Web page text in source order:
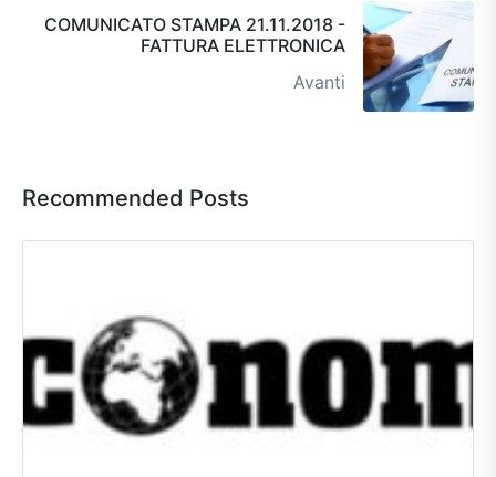
COMUNICATO STAMPA 21.11.2018 -
FATTURA ELETTRONICA
Avanti
Recommended Posts